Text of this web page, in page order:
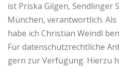
ist Priska Gilgen, Sendlinger
München, verantwortlich.
habe ich Christian Weindl
Für datenschutzrechtliche
gern zur Verfügung. Hierzu